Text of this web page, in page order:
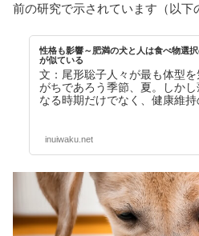
前の研究で示されています（以下
性格も影響～肥満の犬と人は食べ物選
が似ている
文：尾形聡子人々が最も体型を
がちであろう季節、夏。しかし
なる時期だけでなく、健康維持
inuiwaku.net